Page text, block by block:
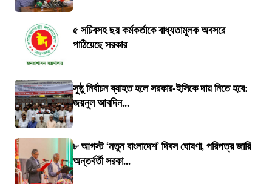
৫ সচিবসহ ছয় কর্মকর্তাকে বাধ্যতামূলক অবসরে
পাঠিয়েছে সরকার
সুষ্ঠু নির্বাচন ব্যাহত হলে সরকার-ইসিকে দায় নিতে হবে:
জয়নুল আবদিন...
৮ আগস্ট ‘নতুন বাংলাদেশ’ দিবস ঘোষণা, পরিপত্র জারি
অন্তর্বর্তী সরকা...